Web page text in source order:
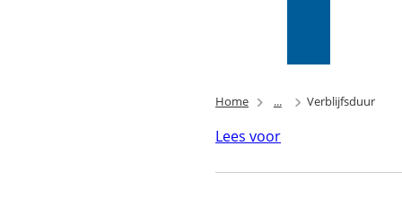
externe
Home ... Verblijfsduur
Lees voor